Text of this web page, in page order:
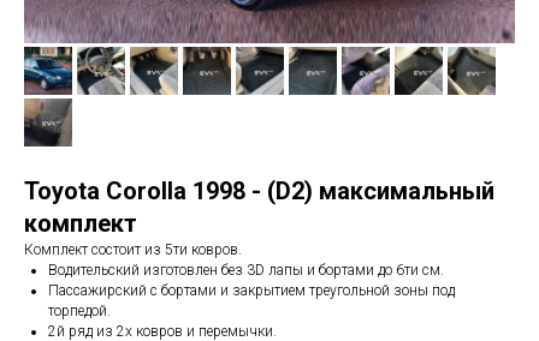
Toyota Corolla 1998 - (D2) максимальный
комплект
Комплект состоит из 5ти ковров.
Водительский изготовлен без 3D лапы и бортами до 6ти см.
Пассажирский с бортами и закрытием треугольной зоны под
торпедой.
2й ряд из 2х ковров и перемычки.